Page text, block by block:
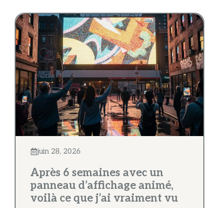
juin 28, 2026
Après 6 semaines avec un
panneau d’affichage animé,
voilà ce que j’ai vraiment vu